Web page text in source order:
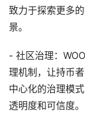
致力于探索更多
景。
- 社区治理：
理机制，让持币
中心化的治理模
透明度和可信度。